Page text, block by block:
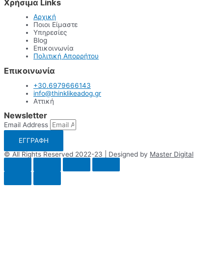
Χρήσιμα Links
Αρχική
Ποιοι Είμαστε
Υπηρεσίες
Blog
Επικοινωνία
Πολιτική Απορρήτου
Επικοινωνία
+30.6979666143
info@thinklikeadog.gr
Αττική
Newsletter
Email Address
ΕΓΓΡΑΦΗ
© All Rights Reserved 2022-23 | Designed by Master Digital